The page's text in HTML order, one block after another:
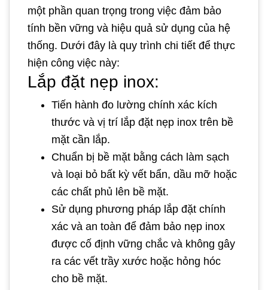
một phần quan trọng trong việc đảm bảo
tính bền vững và hiệu quả sử dụng của hệ
thống. Dưới đây là quy trình chi tiết để thực
hiện công việc này:
Lắp đặt nẹp inox:
Tiến hành đo lường chính xác kích
thước và vị trí lắp đặt nẹp inox trên bề
mặt cần lắp.
Chuẩn bị bề mặt bằng cách làm sạch
và loại bỏ bất kỳ vết bẩn, dầu mỡ hoặc
các chất phủ lên bề mặt.
Sử dụng phương pháp lắp đặt chính
xác và an toàn để đảm bảo nẹp inox
được cố định vững chắc và không gây
ra các vết trầy xước hoặc hỏng hóc
cho bề mặt.